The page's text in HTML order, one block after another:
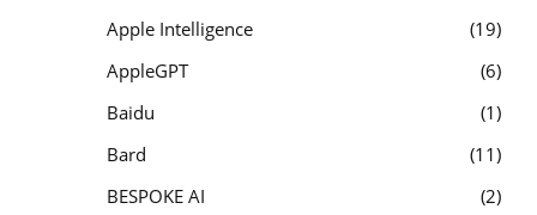
Apple Intelligence
19
AppleGPT
6
Baidu
1
Bard
11
BESPOKE AI
2